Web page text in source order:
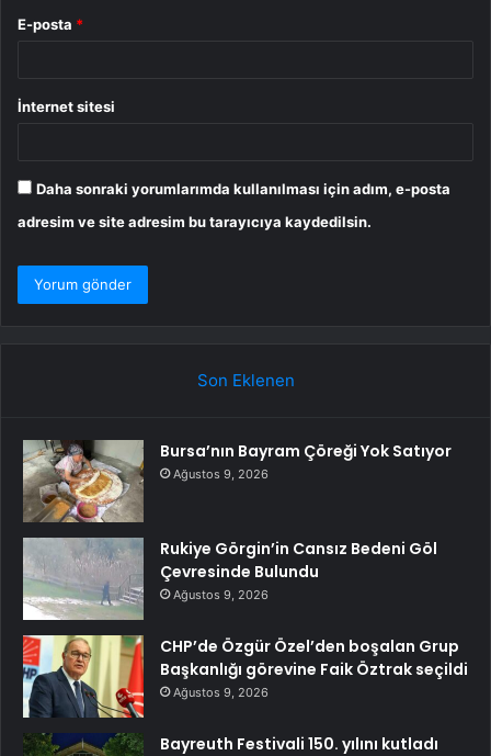
E-posta *
İnternet sitesi
Daha sonraki yorumlarımda kullanılması için adım, e-posta
adresim ve site adresim bu tarayıcıya kaydedilsin.
Son Eklenen
Bursa’nın Bayram Çöreği Yok Satıyor
Ağustos 9, 2026
Rukiye Görgin’in Cansız Bedeni Göl
Çevresinde Bulundu
Ağustos 9, 2026
CHP’de Özgür Özel’den boşalan Grup
Başkanlığı görevine Faik Öztrak seçildi
Ağustos 9, 2026
Bayreuth Festivali 150. yılını kutladı